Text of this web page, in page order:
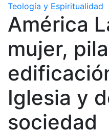
Teología y Espiritualidad
América
mujer,
Iglesia y
sociedad